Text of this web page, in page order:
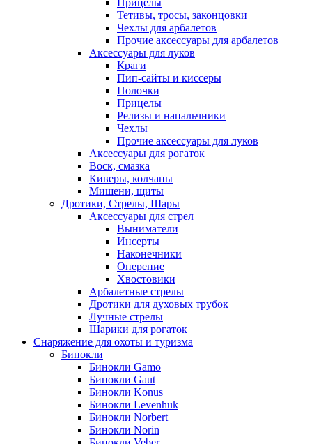
Тетивы, тросы, законцовки
Чехлы для арбалетов
Прочие аксессуары для арбалетов
Аксессуары для луков
Краги
Пип-сайты и киссеры
Полочки
Прицелы
Релизы и напальчники
Чехлы
Прочие аксессуары для луков
Аксессуары для рогаток
Воск, смазка
Киверы, колчаны
Мишени, щиты
Дротики, Стрелы, Шары
Аксессуары для стрел
Выниматели
Инсерты
Наконечники
Оперение
Хвостовики
Арбалетные стрелы
Дротики для духовых трубок
Лучные стрелы
Шарики для рогаток
Снаряжение для охоты и туризма
Бинокли
Бинокли Gamo
Бинокли Gaut
Бинокли Konus
Бинокли Levenhuk
Бинокли Norbert
Бинокли Norin